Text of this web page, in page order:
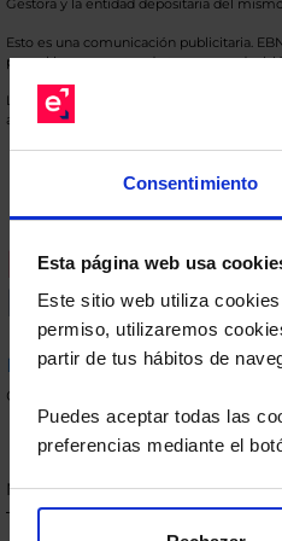
Consentimiento
Esta página web usa
Este sitio web utiliza
permiso, utilizaremos
partir de tus hábitos de
Puedes aceptar todas las
preferencias mediante el
Gestora y la entidad depositaria del
Esto es una comunicación publicitaria.
para el inversor antes de tomar una
Los datos de rentabilidad mostrados
anterior a Valor Liquidativo actual con
Le
Descárguese el archivoe
de sus alternativas de